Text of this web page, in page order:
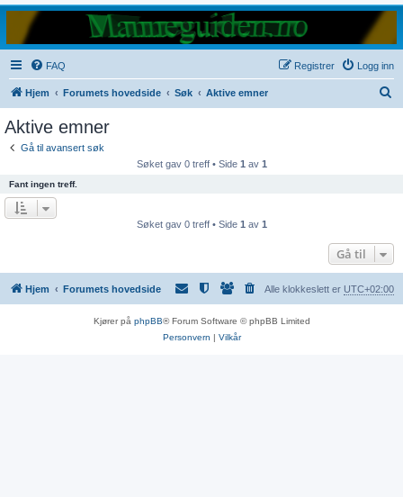
FAQ Logg inn
Registrer
Hjem Forumets hovedside Søk Aktive emner
Aktive emner
Gå til avansert søk
Søket gav 0 treff • Side 1 av 1
Fant ingen treff.
Søket gav 0 treff • Side 1 av 1
Gå til
Hjem Forumets hovedside Alle klokkeslett er UTC+02:00
Kjører på phpBB® Forum Software © phpBB Limited
Personvern | Vilkår